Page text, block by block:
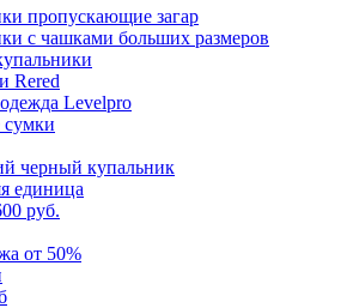
пропускающие загар
с чашками больших размеров
Rered
Levelpro
черный купальник
единица
руб.
от 50%